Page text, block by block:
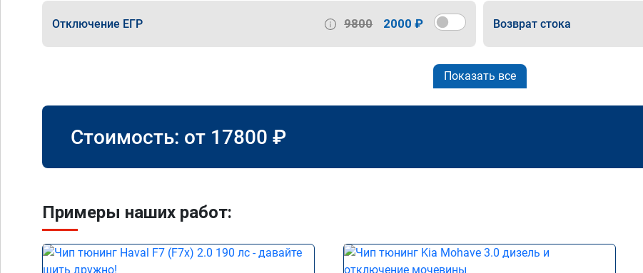
Отключение ЕГР 9800 2000 ₽ Возврат стока
Показать все
Стоимость: от 17800 ₽
Примеры наших работ: